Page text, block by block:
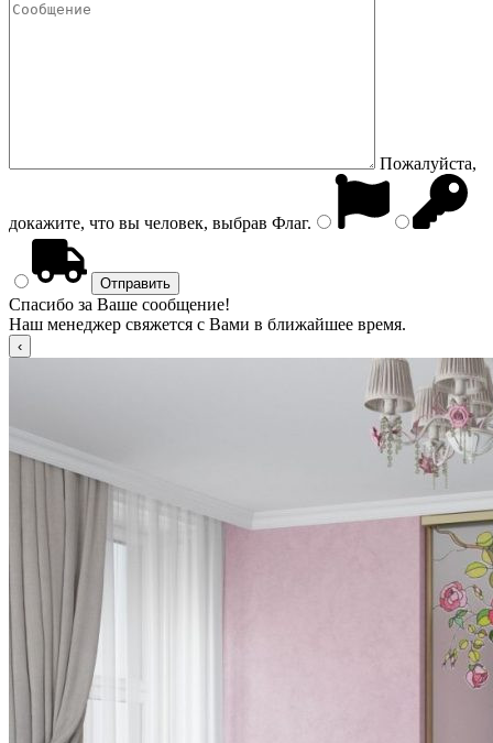
Пожалуйста,
докажите, что вы человек, выбрав Флаг.
Спасибо за Ваше сообщение!
Наш менеджер свяжется с Вами в ближайшее время.